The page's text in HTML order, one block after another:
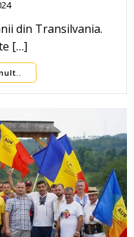
din Transilvania.
[…]